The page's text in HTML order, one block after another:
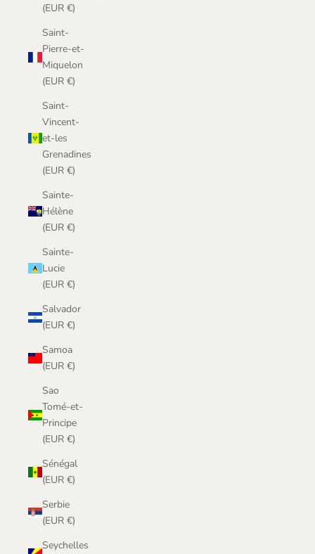
(EUR €)
Saint-
Pierre-et-
Miquelon
(EUR €)
Saint-
Vincent-
et-les
Grenadines
(EUR €)
Sainte-
Hélène
(EUR €)
Sainte-
Lucie
(EUR €)
Salvador
(EUR €)
Samoa
(EUR €)
Sao
Tomé-et-
Principe
(EUR €)
Sénégal
(EUR €)
Serbie
(EUR €)
Seychelles